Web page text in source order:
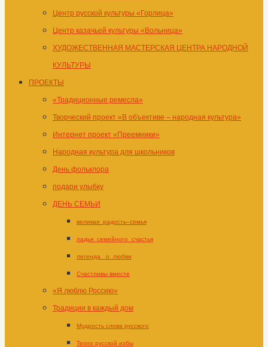
Центр русской культуры «Горлица»
Центр казачьей культуры «Вольница»
ХУДОЖЕСТВЕННАЯ МАСТЕРСКАЯ ЦЕНТРА НАРОДНОЙ
КУЛЬТУРЫ
ПРОЕКТЫ
«Традиционные ремесла»
Творческий проект «В объективе – народная культура»
Интернет проект «Преемники»
Народная культура для школьников
День фольклора
подари улыбку
ДЕНЬ СЕМЬИ
великая_радость–семья
ладья_семейного_счастья
легенда _о_любви
Счастливы вместе
«Я люблю Россию»
Традиции в каждый дом
Мудрость слова русского
Тепло русской избы